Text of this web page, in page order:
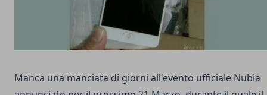
Manca una manciata di giorni all'evento ufficiale Nubia